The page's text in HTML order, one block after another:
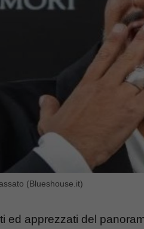
(Blueshouse.it)
ed apprezzati del